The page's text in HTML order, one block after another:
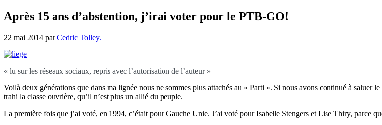
Après 15 ans d’abstention, j’irai voter pour le PTB-GO!
22 mai 2014 parCedric Tolley.
« lu sur les réseaux sociaux, repris avec l’autorisation de l’auteur »
Voilà deux générations que dans ma lignée nous ne sommes plus attachés au « Parti ». Si nous avons continué à saluer
trahi la classe ouvrière, qu’il n’est plus un allié du peuple.
La première fois que j’ai voté, en 1994, c’était pour Gauche Unie. J’ai voté pour Isabelle Stengers et Lise Thiry, parce